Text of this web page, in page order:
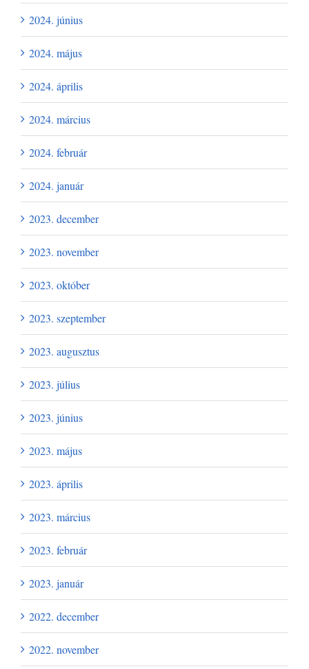
2024. június
2024. május
2024. április
2024. március
2024. február
2024. január
2023. december
2023. november
2023. október
2023. szeptember
2023. augusztus
2023. július
2023. június
2023. május
2023. április
2023. március
2023. február
2023. január
2022. december
2022. november